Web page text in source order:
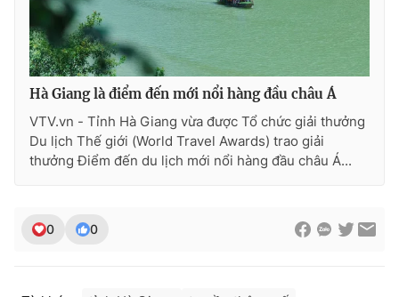
Hà Giang là điểm đến mới nổi hàng đầu châu Á
VTV.vn - Tỉnh Hà Giang vừa được Tổ chức giải thưởng
Du lịch Thế giới (World Travel Awards) trao giải
thưởng Điểm đến du lịch mới nổi hàng đầu châu Á...
0 0